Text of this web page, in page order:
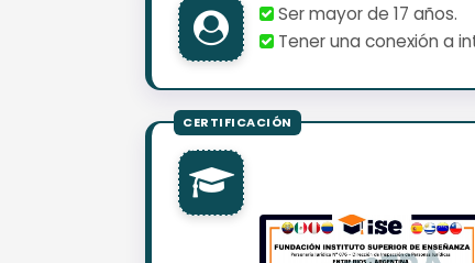
Ser mayor de 17 años.
Tener una conexión a